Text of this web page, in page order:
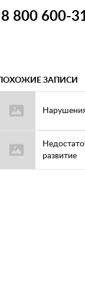
8 800 600-
ПОХОЖИЕ ЗАПИСИ
развитие